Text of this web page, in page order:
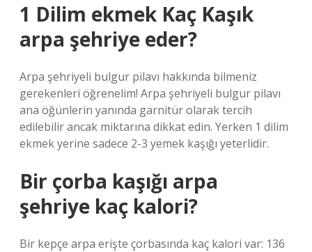
1 Dilim ekmek Kaç Kaşık
arpa şehriye eder?
Arpa şehriyeli bulgur pilavı hakkında bilmeniz
gerekenleri öğrenelim! Arpa şehriyeli bulgur pilavı
ana öğünlerin yanında garnitür olarak tercih
edilebilir ancak miktarına dikkat edin. Yerken 1 dilim
ekmek yerine sadece 2-3 yemek kaşığı yeterlidir.
Bir çorba kaşığı arpa
şehriye kaç kalori?
Bir kepçe arpa erişte çorbasında kaç kalori var: 136